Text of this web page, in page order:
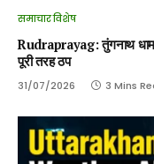
समाचार विशेष
Rudraprayag: तुंगनाथ धाम
पूरी तरह ठप
31/07/2026 3 Mins